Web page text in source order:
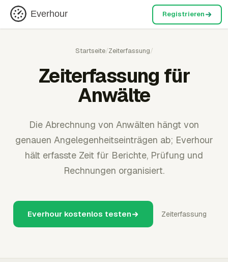
Everhour Registrieren
Startseite/Zeiterfassung/
Zeiterfassung für
Anwälte
Die Abrechnung von Anwälten hängt von
genauen Angelegenheitseinträgen ab; Everhour
hält erfasste Zeit für Berichte, Prüfung und
Rechnungen organisiert.
Everhour kostenlos testen Zeiterfassung